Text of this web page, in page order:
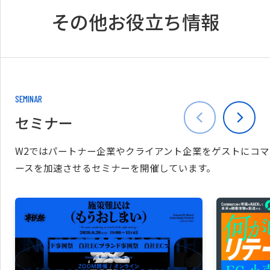
その他お役立ち情報
SEMINAR
セミナー
W2ではパートナー企業やクライアント企業をゲストにコマ
ースを加速させるセミナーを開催しています。